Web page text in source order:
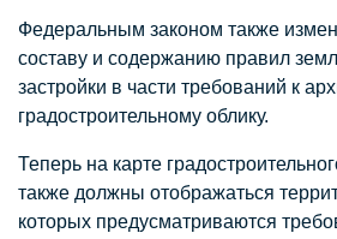
Федеральным законом также
составу и содержанию правил
застройки в части требований к
градостроительному облику.
Теперь на карте
также должны отображаться
которых предусматриваются